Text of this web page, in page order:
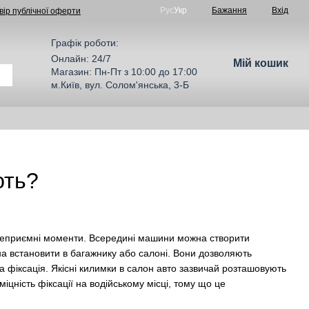
публічної оферти РусУкр Бажання Вхід
Графік роботи:
Онлайн: 24/7
Магазин: Пн-Пт з 10:00 до 17:00
м.Київ, вул. Солом'янська, 3-Б
Мій кошик
моменти. Всередині машини можна створити
встановити в багажнику або салоні. Вони дозволяють
фіксація. Якісні килимки в салон авто зазвичай розташовують
фіксації на водійському місці, тому що це